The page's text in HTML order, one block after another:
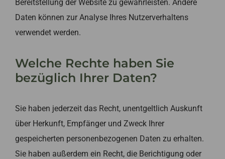
Bereitstellung der Website zu gewährleisten. Andere
Daten können zur Analyse Ihres Nutzerverhaltens
verwendet werden.
Welche Rechte haben Sie
bezüglich Ihrer Daten?
Sie haben jederzeit das Recht, unentgeltlich Auskunft
über Herkunft, Empfänger und Zweck Ihrer
gespeicherten personenbezogenen Daten zu erhalten.
Sie haben außerdem ein Recht, die Berichtigung oder